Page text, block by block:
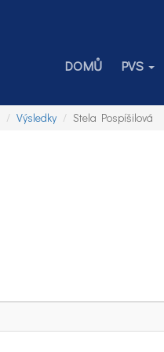
DOMŮ PVS
Výsledky Stela Pospíšilová